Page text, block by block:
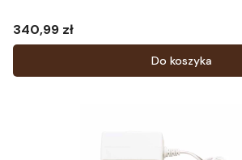
Cena
340,99 zł
Do koszyka